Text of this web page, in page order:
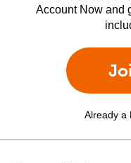
Account Now and
Already a